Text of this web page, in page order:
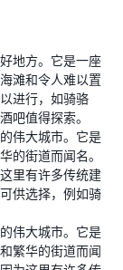
地方。它是一座
滩和令人难以置
进行，如骑骆
吧值得探索。
伟大城市。它是
的街道而闻名。
里有许多传统建
供选择，例如骑
伟大城市。它是
繁华的街道而闻